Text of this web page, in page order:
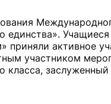
единства».
приняли активное
участником
класса,